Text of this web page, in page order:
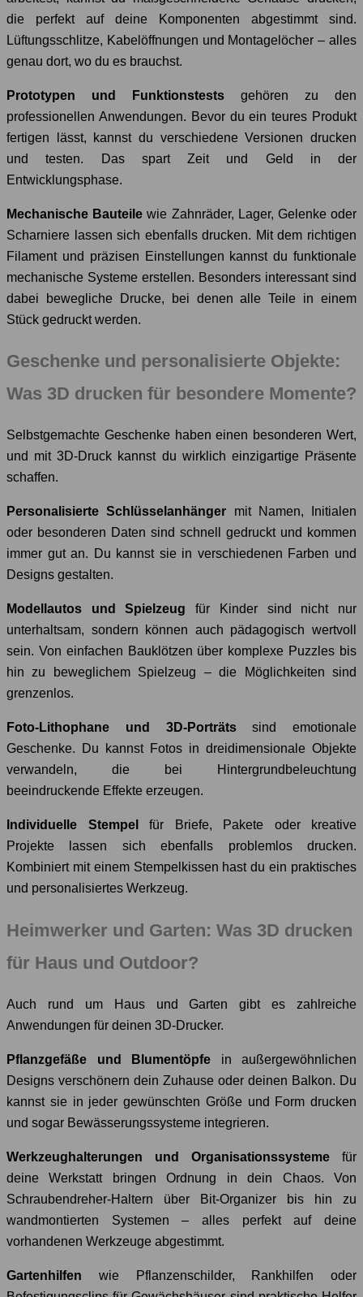
die perfekt auf deine Komponenten abgestimmt sind.
Lüftungsschlitze, Kabelöffnungen und Montagelöcher – alles
genau dort, wo du es brauchst.
Prototypen und Funktionstests gehören zu den
professionellen Anwendungen. Bevor du ein teures Produkt
fertigen lässt, kannst du verschiedene Versionen drucken
und testen. Das spart Zeit und Geld in der
Entwicklungsphase.
Mechanische Bauteile wie Zahnräder, Lager, Gelenke oder
Scharniere lassen sich ebenfalls drucken. Mit dem richtigen
Filament und präzisen Einstellungen kannst du funktionale
mechanische Systeme erstellen. Besonders interessant sind
dabei bewegliche Drucke, bei denen alle Teile in einem
Stück gedruckt werden.
Geschenke und personalisierte Objekte:
Was 3D drucken für besondere Momente?
Selbstgemachte Geschenke haben einen besonderen Wert,
und mit 3D-Druck kannst du wirklich einzigartige Präsente
schaffen.
Personalisierte Schlüsselanhänger mit Namen, Initialen
oder besonderen Daten sind schnell gedruckt und kommen
immer gut an. Du kannst sie in verschiedenen Farben und
Designs gestalten.
Modellautos und Spielzeug für Kinder sind nicht nur
unterhaltsam, sondern können auch pädagogisch wertvoll
sein. Von einfachen Bauklötzen über komplexe Puzzles bis
hin zu beweglichem Spielzeug – die Möglichkeiten sind
grenzenlos.
Foto-Lithophane und 3D-Porträtssind emotionale
Geschenke. Du kannst Fotos in dreidimensionale Objekte
verwandeln, die bei Hintergrundbeleuchtung
beeindruckende Effekte erzeugen.
Individuelle Stempel
für Briefe, Pakete oder kreative
Projekte lassen sich ebenfalls problemlos drucken.
Kombiniert mit einem Stempelkissen hast du ein praktisches
und personalisiertes Werkzeug.
Heimwerker und Garten: Was 3D drucken
für Haus und Outdoor?
Auch rund um Haus und Garten gibt es zahlreiche
Anwendungen für deinen 3D-Drucker.
Pflanzgefäße und Blumentöpfe in außergewöhnlichen
Designs verschönern dein Zuhause oder deinen Balkon. Du
kannst sie in jeder gewünschten Größe und Form drucken
und sogar Bewässerungssysteme integrieren.
Werkzeughalterungen und Organisationssysteme für
deine Werkstatt bringen Ordnung in dein Chaos. Von
Schraubendreher-Haltern über Bit-Organizer bis hin zu
wandmontierten Systemen – alles perfekt auf deine
vorhandenen Werkzeuge abgestimmt.
Gartenhilfen wie Pflanzenschilder, Rankhilfen oder